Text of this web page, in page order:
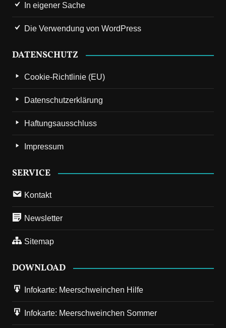
In eigener Sache
Die Verwendung von WordPress
DATENSCHUTZ
Cookie-Richtlinie (EU)
Datenschutzerklärung
Haftungsausschluss
Impressum
SERVICE
Kontakt
Newsletter
Sitemap
DOWNLOAD
Infokarte: Meerschweinchen Hilfe
Infokarte: Meerschweinchen Sommer